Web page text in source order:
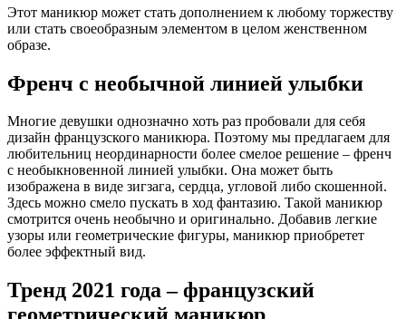
Этот маникюр может стать дополнением к любому торжеству
или стать своеобразным элементом в целом женственном
образе.
Френч с необычной линией улыбки
Многие девушки однозначно хоть раз пробовали для себя
дизайн французского маникюра. Поэтому мы предлагаем для
любительниц неординарности более смелое решение – френч
с необыкновенной линией улыбки. Она может быть
изображена в виде зигзага, сердца, угловой либо скошенной.
Здесь можно смело пускать в ход фантазию. Такой маникюр
смотрится очень необычно и оригинально. Добавив легкие
узоры или геометрические фигуры, маникюр приобретет
более эффектный вид.
Тренд 2021 года – французский